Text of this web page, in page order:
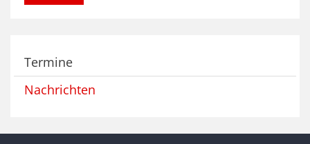
Termine
Nachrichten